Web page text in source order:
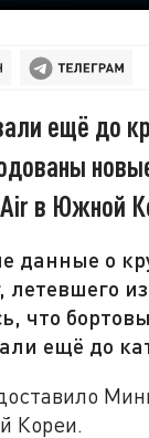
ещё до
в Южной
данные о
летевшего
что
ещё до
Кореи.